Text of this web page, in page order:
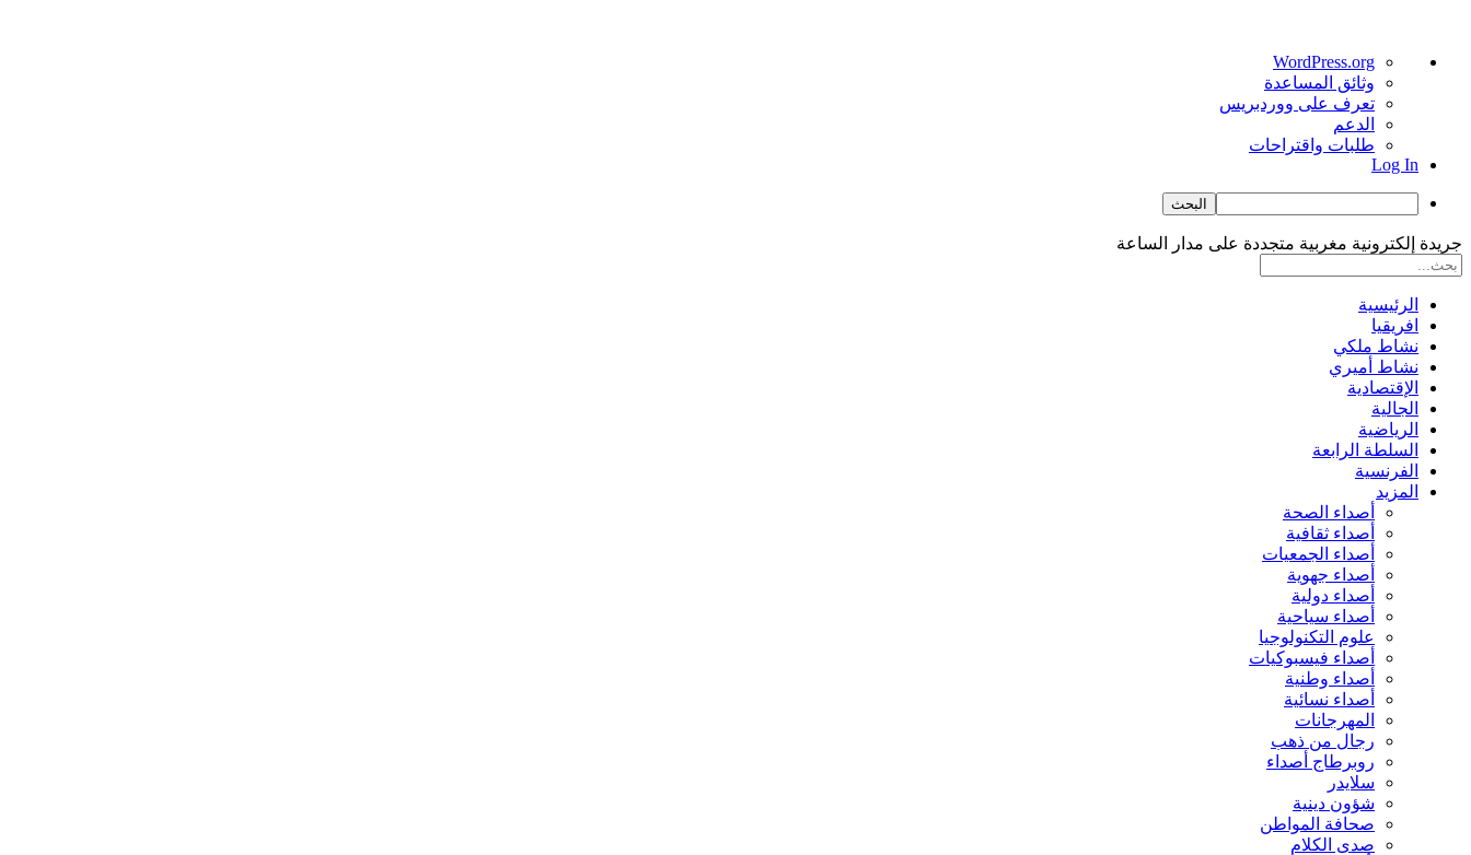
نبذة
ووردبريس
WordPress.org
وثائق المساعدة
تعرف على ووردبريس
الدعم
طلبات واقتراحات
Log In
البحث
جريدة إلكترونية مغربية متجددة على مدار الساعة
الرئيسية
افريقيا
نشاط ملكي
نشاط أميري
الإقتصادية
الجالية
الرياضية
السلطة الرابعة
الفرنسية
المزيد
أصداء الصحة
أصداء ثقافية
أصداء الجمعيات
أصداء جهوية
أصداء دولية
أصداء سياحية
علوم التكنولوجيا
أصداء فيسبوكيات
أصداء وطنية
أصداء نسائية
المهرجانات
رجال من ذهب
روبرطاج أصداء
سلايدر
شؤون دينية
صحافة المواطن
صدى الكلام